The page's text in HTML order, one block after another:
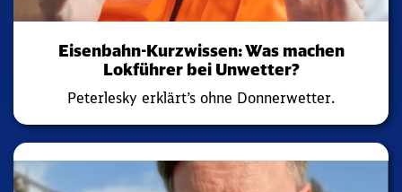
Eisenbahn-Kurzwissen: Was machen
Lokführer bei Unwetter?
Peterlesky erklärt’s ohne Donnerwetter.